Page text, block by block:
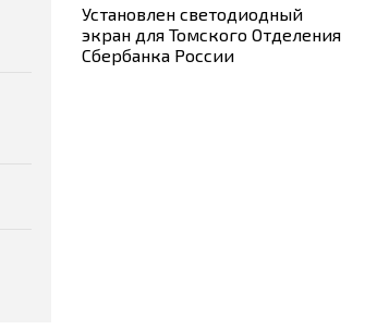
Установлен светодиодный
экран для Томского Отделения
Сбербанка России